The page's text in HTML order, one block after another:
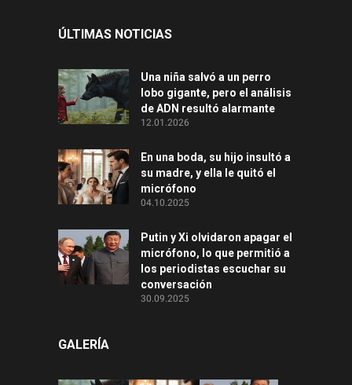
ÚLTIMAS NOTICIAS
Una niña salvó a un perro
lobo gigante, pero el análisis
de ADN resultó alarmante
12.01.2026
En una boda, su hijo insultó a
su madre, y ella le quitó el
micrófono
04.10.2025
Putin y Xi olvidaron apagar el
micrófono, lo que permitió a
los periodistas escuchar su
conversación
30.09.2025
GALERÍA